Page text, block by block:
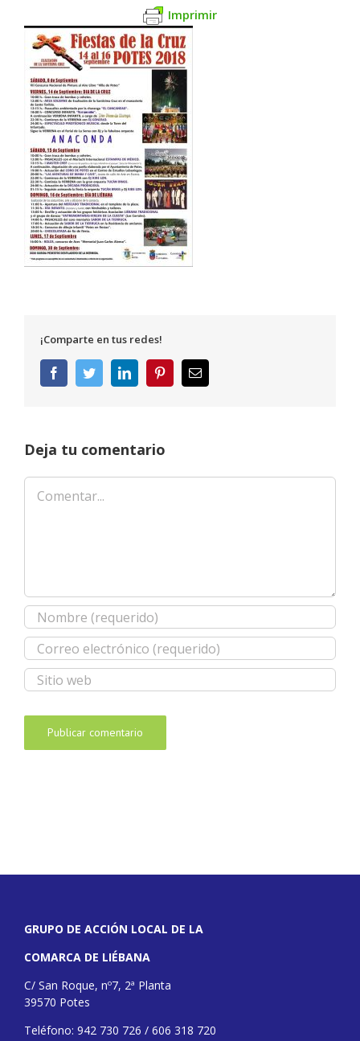
Imprimir
¡Comparte en tus redes!
FacebookTwitterLinkedInPinterestCorreo
electrónico
Deja tu comentario
Comentar
GRUPO DE ACCIÓN LOCAL DE LA
COMARCA DE LIÉBANA
C/ San Roque, nº7, 2ª Planta
39570 Potes
Teléfono: 942 730 726 / 606 318 720